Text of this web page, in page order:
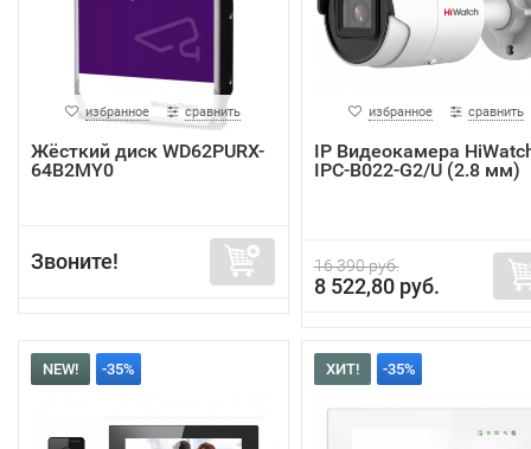
избранное сравнить
Жёсткий диск WD62PURX-
64B2MY0
Звоните!
избранное сравнить
IP Видеокамера
IPC-B022-G2/U (2.8 мм)
16 390 руб.
8 522,80 руб.
NEW! -35% ХИТ! -35%